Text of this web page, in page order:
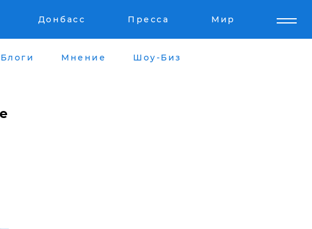
Донбасс Пресса Мир
Блоги Мнение Шоу-Биз